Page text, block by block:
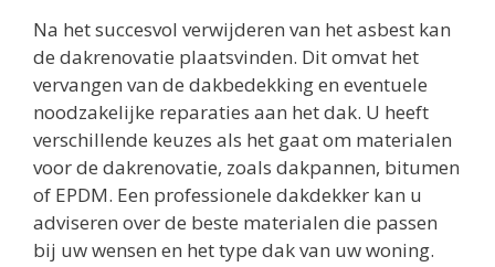
Na het succesvol verwijderen van het asbest kan
de dakrenovatie plaatsvinden. Dit omvat het
vervangen van de dakbedekking en eventuele
noodzakelijke reparaties aan het dak. U heeft
verschillende keuzes als het gaat om materialen
voor de dakrenovatie, zoals dakpannen, bitumen
of EPDM. Een professionele dakdekker kan u
adviseren over de beste materialen die passen
bij uw wensen en het type dak van uw woning.